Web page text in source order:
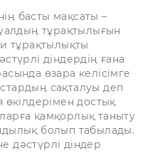
басты мақсаты –
тұрақтылығын
тұрақтылықты
діндердің ғана
өзара келісімге
сақталуы деп
өкілдерімен достық
қамқорлық таныту
болып табылады.
дәстүрлі діндер